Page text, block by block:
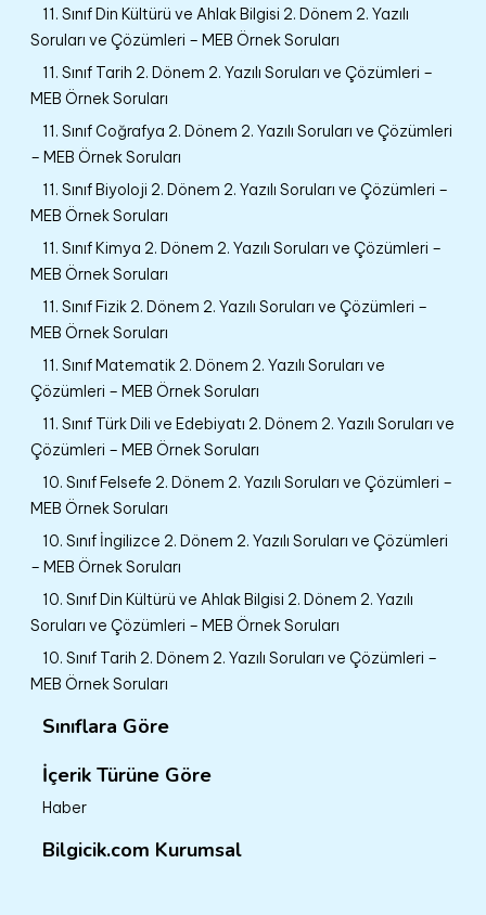
11. Sınıf Din Kültürü ve Ahlak Bilgisi 2. Dönem 2. Yazılı
Soruları ve Çözümleri – MEB Örnek Soruları
11. Sınıf Tarih 2. Dönem 2. Yazılı Soruları ve Çözümleri –
MEB Örnek Soruları
11. Sınıf Coğrafya 2. Dönem 2. Yazılı Soruları ve Çözümleri
– MEB Örnek Soruları
11. Sınıf Biyoloji 2. Dönem 2. Yazılı Soruları ve Çözümleri –
MEB Örnek Soruları
11. Sınıf Kimya 2. Dönem 2. Yazılı Soruları ve Çözümleri –
MEB Örnek Soruları
11. Sınıf Fizik 2. Dönem 2. Yazılı Soruları ve Çözümleri –
MEB Örnek Soruları
11. Sınıf Matematik 2. Dönem 2. Yazılı Soruları ve
Çözümleri – MEB Örnek Soruları
11. Sınıf Türk Dili ve Edebiyatı 2. Dönem 2. Yazılı Soruları ve
Çözümleri – MEB Örnek Soruları
10. Sınıf Felsefe 2. Dönem 2. Yazılı Soruları ve Çözümleri –
MEB Örnek Soruları
10. Sınıf İngilizce 2. Dönem 2. Yazılı Soruları ve Çözümleri
– MEB Örnek Soruları
10. Sınıf Din Kültürü ve Ahlak Bilgisi 2. Dönem 2. Yazılı
Soruları ve Çözümleri – MEB Örnek Soruları
10. Sınıf Tarih 2. Dönem 2. Yazılı Soruları ve Çözümleri –
MEB Örnek Soruları
Sınıflara Göre
İçerik Türüne Göre
Haber
Bilgicik.com Kurumsal